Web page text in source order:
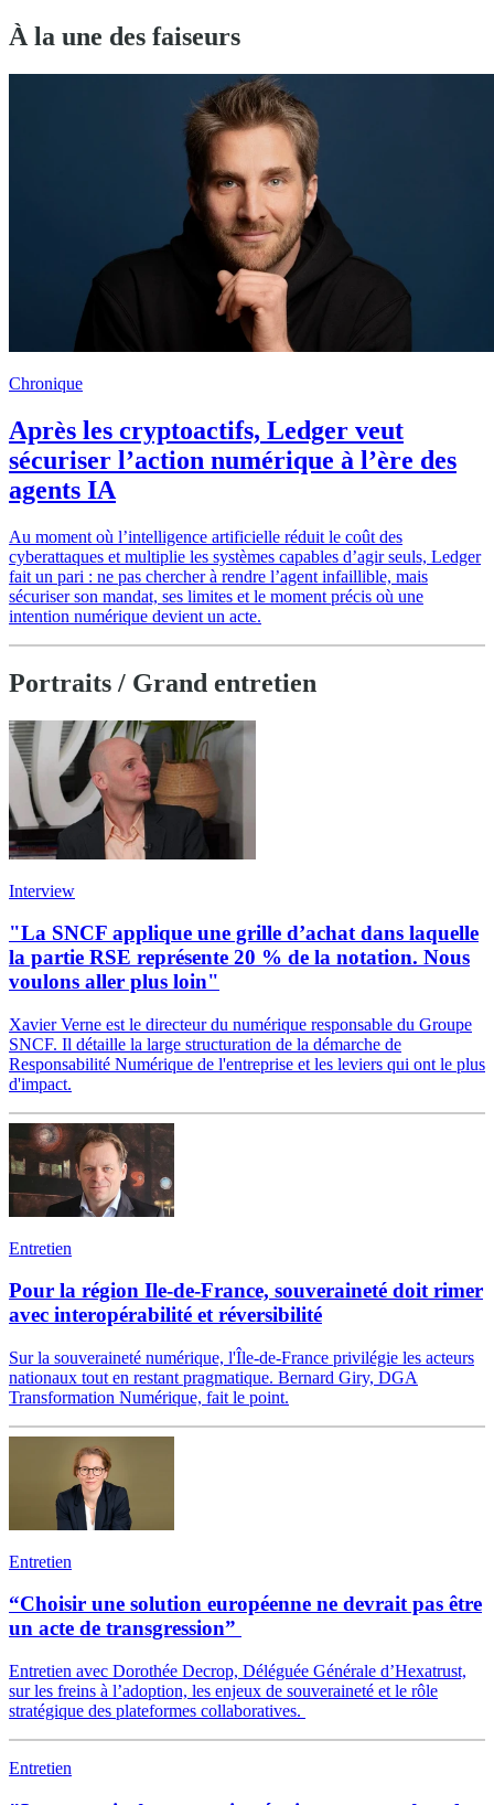
À la une des faiseurs
Chronique
Après les cryptoactifs, Ledger veut
sécuriser l’action numérique à l’ère des
agents IA
Au moment où l’intelligence artificielle réduit le coût des
cyberattaques et multiplie les systèmes capables d’agir seuls, Ledger
fait un pari : ne pas chercher à rendre l’agent infaillible, mais
sécuriser son mandat, ses limites et le moment précis où une
intention numérique devient un acte.
Portraits / Grand entretien
Interview
"La SNCF applique une grille d’achat dans laquelle
la partie RSE représente 20 % de la notation. Nous
voulons aller plus loin"
Xavier Verne est le directeur du numérique responsable du Groupe
SNCF. Il détaille la large structuration de la démarche de
Responsabilité Numérique de l'entreprise et les leviers qui ont le plus
d'impact.
Entretien
Pour la région Ile-de-France, souveraineté doit rimer
avec interopérabilité et réversibilité
Sur la souveraineté numérique, l'Île-de-France privilégie les acteurs
nationaux tout en restant pragmatique. Bernard Giry, DGA
Transformation Numérique, fait le point.
Entretien
“Choisir une solution européenne ne devrait pas être
un acte de transgression”
Entretien avec Dorothée Decrop, Déléguée Générale d’Hexatrust,
sur les freins à l’adoption, les enjeux de souveraineté et le rôle
stratégique des plateformes collaboratives.
Entretien